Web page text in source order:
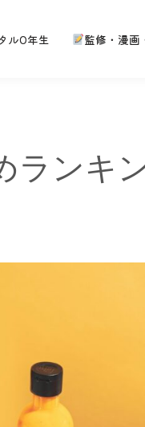
ル0年生 監修・漫画
ランキ